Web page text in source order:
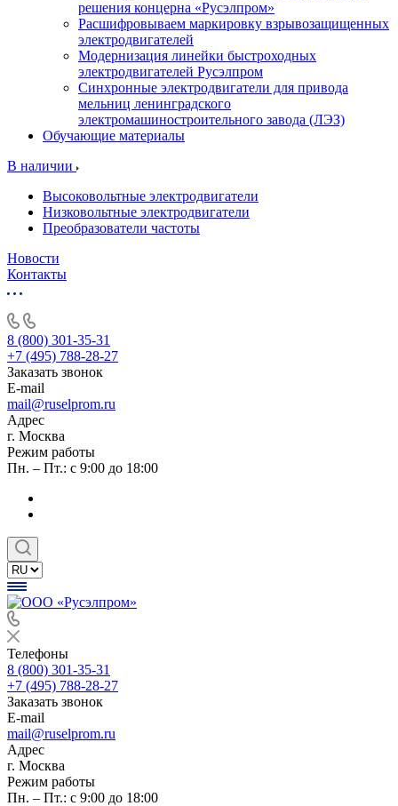
решения концерна «Русэлпром»
Расшифровываем маркировку взрывозащищенных
электродвигателей
Модернизация линейки быстроходных
электродвигателей Русэлпром
Синхронные электродвигатели для привода
мельниц ленинградского
электромашиностроительного завода (ЛЭЗ)
Обучающие материалы
В наличии
Высоковольтные электродвигатели
Низковольтные электродвигатели
Преобразователи частоты
Новости
Контакты
8 (800) 301-35-31
+7 (495) 788-28-27
Заказать звонок
E-mail
mail@ruselprom.ru
Адрес
г. Москва
Режим работы
Пн. – Пт.: с 9:00 до 18:00
Телефоны
8 (800) 301-35-31
+7 (495) 788-28-27
Заказать звонок
E-mail
mail@ruselprom.ru
Адрес
г. Москва
Режим работы
Пн. – Пт.: с 9:00 до 18:00